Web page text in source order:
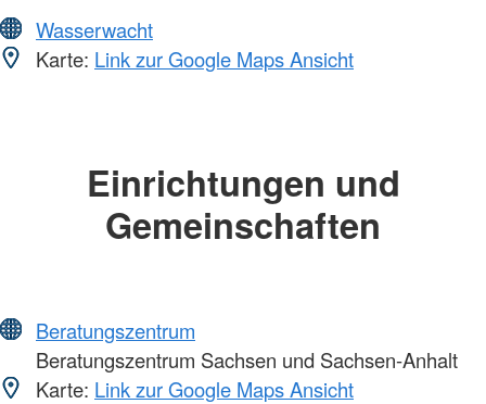
Wasserwacht
Karte: Link zur Google Maps Ansicht
Einrichtungen und
Gemeinschaften
Beratungszentrum
Beratungszentrum Sachsen und Sachsen-Anhalt
Karte: Link zur Google Maps Ansicht